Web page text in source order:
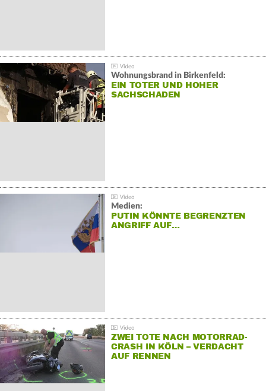
Wohnungsbrand in Birkenfeld:
EIN TOTER UND HOHER
SACHSCHADEN
Medien:
PUTIN KÖNNTE BEGRENZTEN
ANGRIFF AUF…
ZWEI TOTE NACH MOTORRAD-
CRASH IN KÖLN – VERDACHT
AUF RENNEN